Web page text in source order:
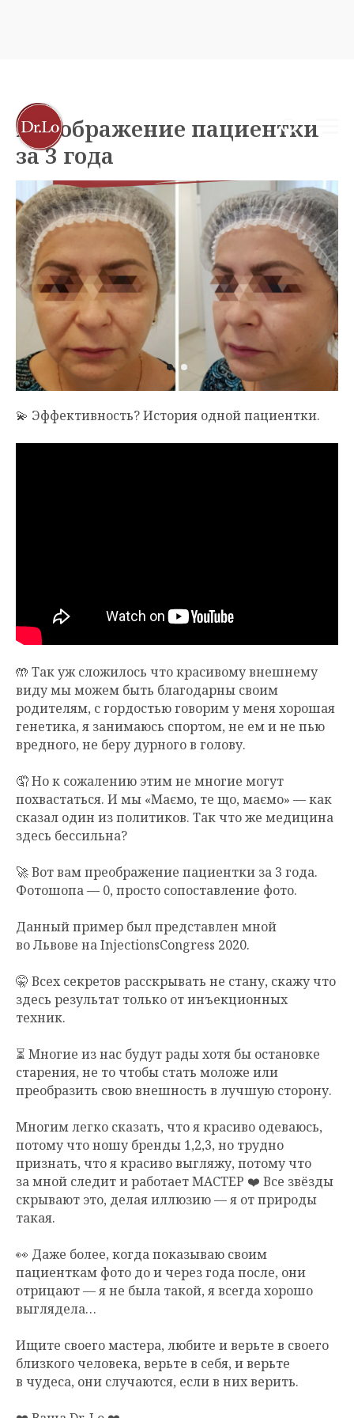
Преображение пациентки
за 3 года
💫 Эффективность? История одной пациентки.
🤲 Так уж сложилось что красивому внешнему
виду мы можем быть благодарны своим
родителям, с гордостью говорим у меня хорошая
генетика, я занимаюсь спортом, не ем и не пью
вредного, не беру дурного в голову.
🤦 Но к сожалению этим не многие могут
похвастаться. И мы «Маємо, те що, маємо» — как
сказал один из политиков. Так что же медицина
здесь бессильна?
🚀 Вот вам преображение пациентки за 3 года.
Фотошопа — 0, просто сопоставление фото.
Данный пример был представлен мной
во Львове на InjectionsCongress 2020.
🤫 Всех секретов расскрывать не стану, скажу что
здесь результат только от инъекционных
техник.
⏳ Многие из нас будут рады хотя бы остановке
старения, не то чтобы стать моложе или
преобразить свою внешность в лучшую сторону.
Многим легко сказать, что я красиво одеваюсь,
потому что ношу бренды 1,2,3, но трудно
признать, что я красиво выгляжу, потому что
за мной следит и работает МАСТЕР ❤️ Все звёзды
скрывают это, делая иллюзию — я от природы
такая.
👀 Даже более, когда показываю своим
пациенткам фото до и через года после, они
отрицают — я не была такой, я всегда хорошо
выглядела…
Ищите своего мастера, любите и верьте в своего
близкого человека, верьте в себя, и верьте
в чудеса, они случаются, если в них верить.